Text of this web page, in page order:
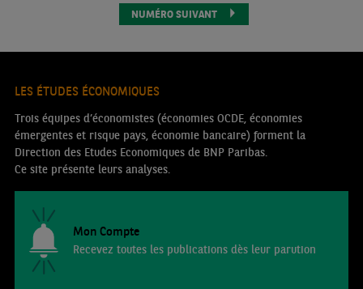
NUMÉRO SUIVANT
LES ÉTUDES ÉCONOMIQUES
Trois équipes d’économistes (économies OCDE, économies
émergentes et risque pays, économie bancaire) forment la
Direction des Etudes Economiques de BNP Paribas.
Ce site présente leurs analyses.
Mon Compte
Recevez toutes les publications dès leur parution